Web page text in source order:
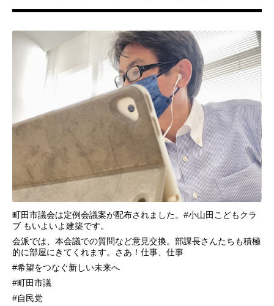
町田市議会は定例会議案が配布されました。#小山田こどもクラ
ブ もいよいよ建築です。
会派では、本会議での質問など意見交換。部課長さんたちも積極
的に部屋にきてくれます。さあ！仕事、仕事
#希望をつなぐ新しい未来へ
#町田市議
#自民党